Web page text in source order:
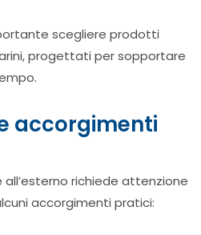
scegliere prodotti
progettati per sopportare
accorgimenti
richiede attenzione
accorgimenti pratici: